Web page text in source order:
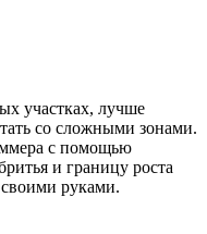
участках, лучше
со сложными зонами.
с помощью
и границу роста
руками.